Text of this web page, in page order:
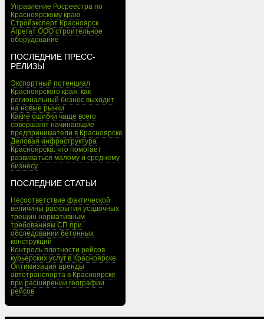
Управление Росреестра по
Красноярскому краю
Стройэксперт Красноярск
Агрегат ООО строительное
оборудование
ПОСЛЕДНИЕ ПРЕСС-
РЕЛИЗЫ
Экспортный потенциал
Красноярского края: как
региональный бизнес выходит
на новые рынки
Какие ошибки чаще всего
совершают начинающие
предприниматели в Красноярске
Деловая инфраструктура
Красноярска: что помогает
развиваться малому и среднему
бизнесу
ПОСЛЕДНИЕ СТАТЬИ
Несоответствие фактической
величины раскрытия усадочных
трещин нормативным
требованиям СП при
обследовании бетонных
конструкций
Контроль плотности рейсов
курьерских услуг в Красноярске
Оптимизация аренды
автотранспорта в Красноярске
при расширении географии
рейсов